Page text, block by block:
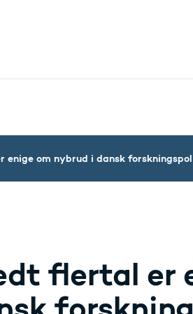
links- Flere links
enige om nybrud i dansk
flertal er